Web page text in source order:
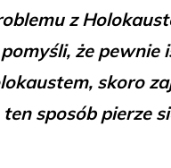
z
pomyśli, że pewnie
skoro
ten sposób pierze